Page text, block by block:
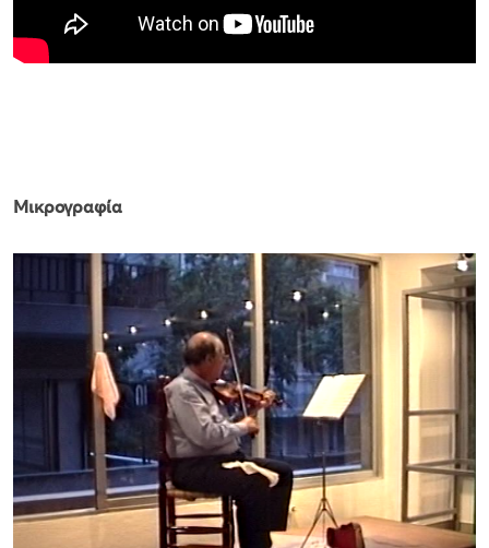
Μικρογραφία